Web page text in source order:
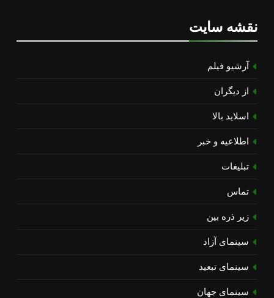
نقشه سایت
آرشیو فیلم
از دیگران
اسلاید بالا
اطلاعیه و خبر
تبلیغات
تماس
زیر ذره بین
سینمای آزاد
سینمای تبعید
سینمای جهان